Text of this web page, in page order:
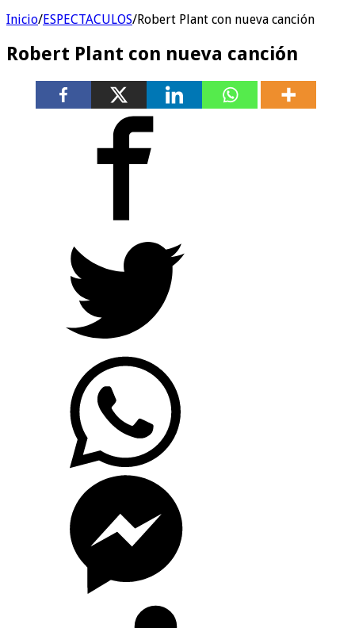
Inicio/ESPECTACULOS/Robert Plant con nueva canción
Robert Plant con nueva canción